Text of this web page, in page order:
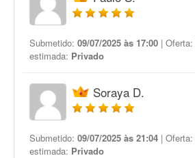
Submetido: 09/07/2025 às 17:00 | Oferta:
estimada: Privado
Soraya D.
Submetido: 09/07/2025 às 21:04 | Oferta:
estimada: Privado